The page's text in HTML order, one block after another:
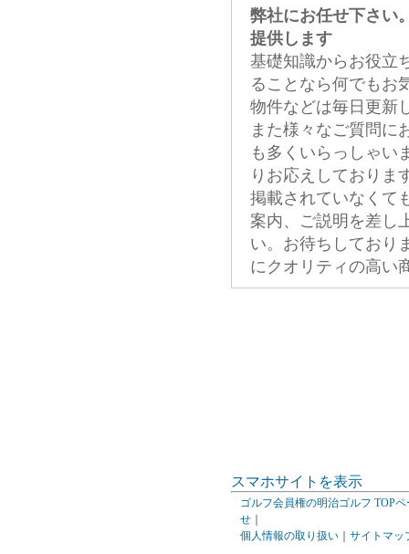
弊社にお任せ下さい
提供します
基礎知識からお役立
ることなら何でもお
物件などは毎日更新
また様々なご質問に
も多くいらっしゃい
りお応えしておりま
掲載されていなくて
案内、ご説明を差し
い。お待ちしており
にクオリティの高い
スマホサイトを表示
ゴルフ会員権の明治ゴルフ TOPペ
せ
個人情報の取り扱い
サイトマッ